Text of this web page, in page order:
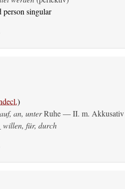
person singular
)
an, unterRuhe — II. m. Akkusativ
willen, für, durch